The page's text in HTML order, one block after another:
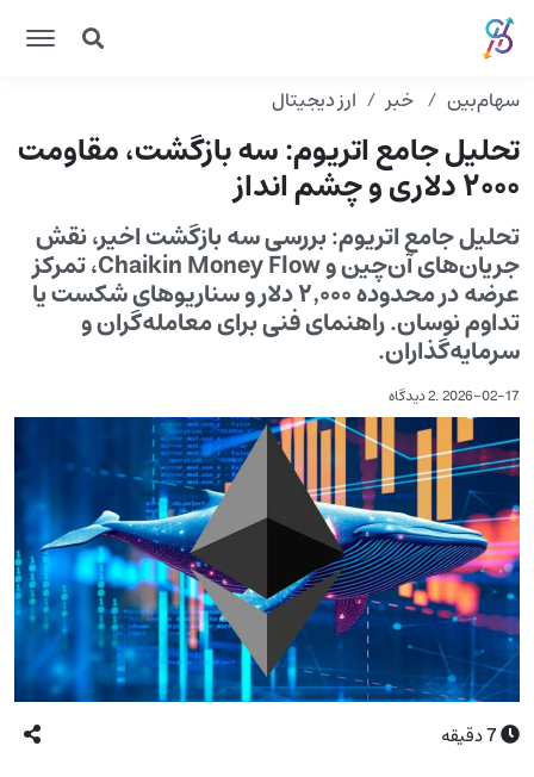
سهام‌بین خبر ارز دیجیتال
تحلیل جامع اتریوم: سه بازگشت، مقاومت
۲۰۰۰ دلاری و چشم انداز
تحلیل جامع اتریوم: بررسی سه بازگشت اخیر، نقش
جریان‌های آن‌چین و Chaikin Money Flow، تمرکز
عرضه در محدوده ۲٬۰۰۰ دلار و سناریوهای شکست یا
تداوم نوسان. راهنمای فنی برای معامله‌گران و
سرمایه‌گذاران.
2026-02-17
.2 دیدگاه
7دقیقه